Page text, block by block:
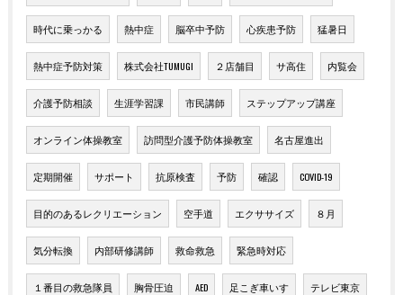
時代に乗っかる 熱中症 脳卒中予防 心疾患予防 猛暑日
熱中症予防対策 株式会社TUMUGI ２店舗目 サ高住 内覧会
介護予防相談 生涯学習課 市民講師 ステップアップ講座
オンライン体操教室 訪問型介護予防体操教室 名古屋進出
定期開催 サポート 抗原検査 予防 確認 COVID-19
目的のあるレクリエーション 空手道 エクササイズ ８月
気分転換 内部研修講師 救命救急 緊急時対応
１番目の救急隊員 胸骨圧迫 AED 足こぎ車いす テレビ東京